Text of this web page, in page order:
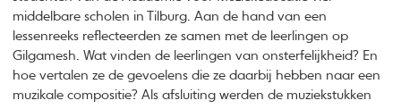
middelbare scholen in Tilburg. Aan de hand van een
lessenreeks reflecteerden ze samen met de leerlingen op
Gilgamesh. Wat vinden de leerlingen van onsterfelijkheid? En
hoe vertalen ze de gevoelens die ze daarbij hebben naar een
muzikale compositie? Als afsluiting werden de muziekstukken